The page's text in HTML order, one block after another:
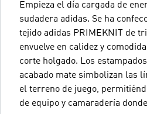
Empieza el día cargada de
sudadera adidas. Se ha
tejido adidas PRIMEKNIT de
envuelve en calidez y
corte holgado. Los
acabado mate simbolizan las
el terreno de juego,
de equipo y camaradería